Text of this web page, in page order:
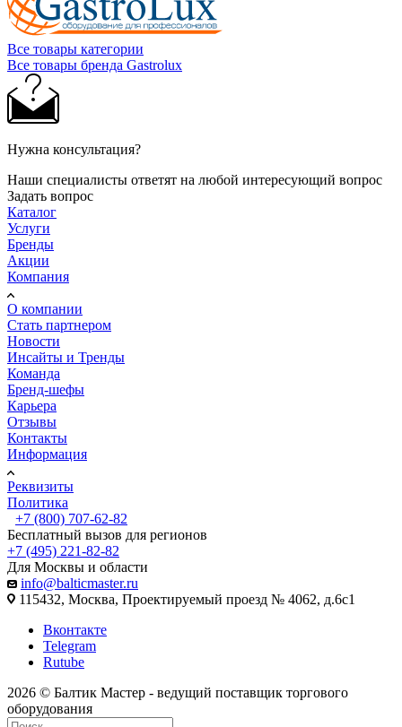
Все товары категории
Все товары бренда Gastrolux
Нужна консультация?
Наши специалисты ответят на любой интересующий вопрос
Задать вопрос
Каталог
Услуги
Бренды
Акции
Компания
О компании
Стать партнером
Новости
Инсайты и Тренды
Команда
Бренд-шефы
Карьера
Отзывы
Контакты
Информация
Реквизиты
Политика
+7 (800) 707-62-82
Бесплатный вызов для регионов
+7 (495) 221-82-82
Для Москвы и области
info@balticmaster.ru
115432, Москва, Проектируемый проезд № 4062, д.6с1
Вконтакте
Telegram
Rutube
2026 © Балтик Мастер - ведущий поставщик торгового
оборудования